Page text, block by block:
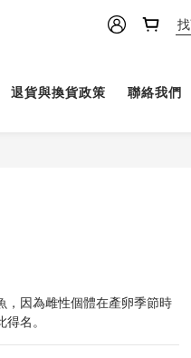
退貨與換貨政策 聯絡我們
因為雌性個體在產卵季節時
名。